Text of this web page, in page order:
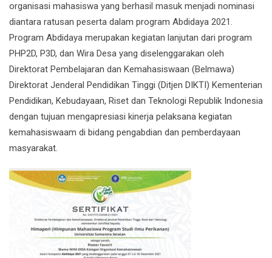
organisasi mahasiswa yang berhasil masuk menjadi nominasi
diantara ratusan peserta dalam program Abdidaya 2021.
Program Abdidaya merupakan kegiatan lanjutan dari program
PHP2D, P3D, dan Wira Desa yang diselenggarakan oleh
Direktorat Pembelajaran dan Kemahasiswaan (Belmawa)
Direktorat Jenderal Pendidikan Tinggi (Ditjen DIKTI) Kementerian
Pendidikan, Kebudayaan, Riset dan Teknologi Republik Indonesia
dengan tujuan mengapresiasi kinerja pelaksana kegiatan
kemahasiswaam di bidang pengabdian dan pemberdayaan
masyarakat.